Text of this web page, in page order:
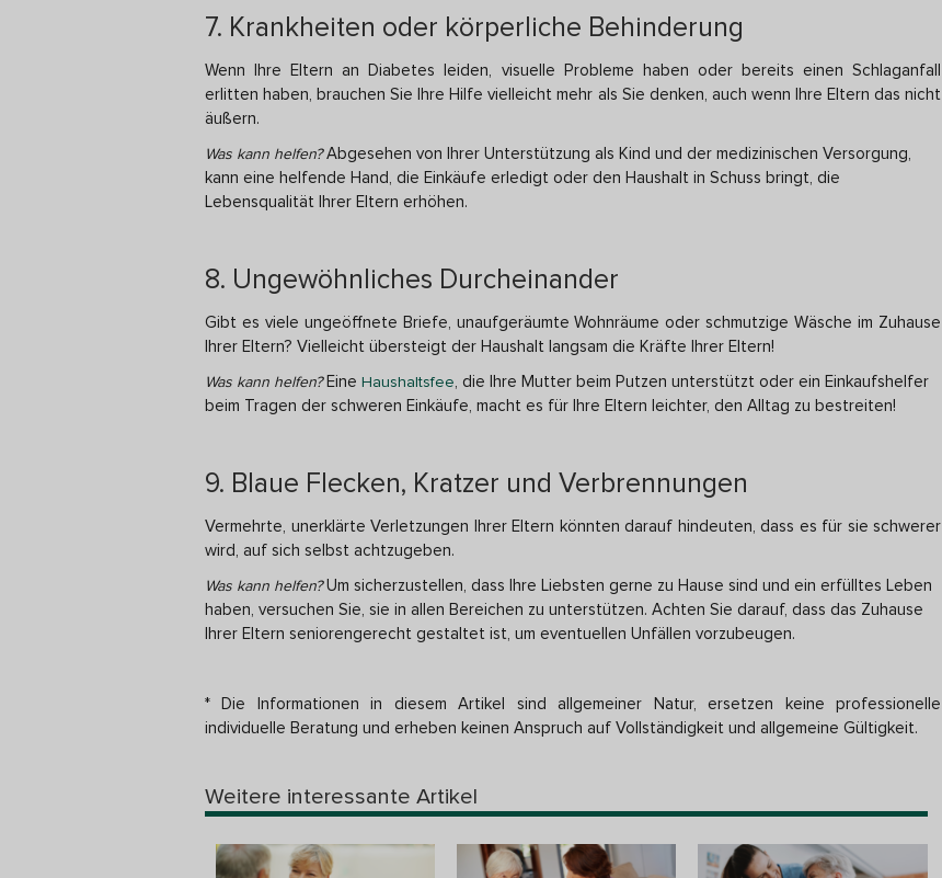
7. Krankheiten oder körperliche Behinderung
Wenn Ihre Eltern an Diabetes leiden, visuelle Probleme haben oder bereits einen Schlaganfall
erlitten haben, brauchen Sie Ihre Hilfe vielleicht mehr als Sie denken, auch wenn Ihre Eltern das nicht
äußern.
Was kann helfen?Abgesehen von Ihrer Unterstützung als Kind und der medizinischen Versorgung,
kann eine helfende Hand, die Einkäufe erledigt oder den Haushalt in Schuss bringt, die
Lebensqualität Ihrer Eltern erhöhen.
8. Ungewöhnliches Durcheinander
Gibt es viele ungeöffnete Briefe, unaufgeräumte Wohnräume oder schmutzige Wäsche im Zuhause
Ihrer Eltern? Vielleicht übersteigt der Haushalt langsam die Kräfte Ihrer Eltern!
Was kann helfen?Eine Haushaltsfee, die Ihre Mutter beim Putzen unterstützt oder ein Einkaufshelfer
beim Tragen der schweren Einkäufe, macht es für Ihre Eltern leichter, den Alltag zu bestreiten!
9. Blaue Flecken, Kratzer und Verbrennungen
Vermehrte, unerklärte Verletzungen Ihrer Eltern könnten darauf hindeuten, dass es für sie schwerer
wird, auf sich selbst achtzugeben.
Was kann helfen?Um sicherzustellen, dass Ihre Liebsten gerne zu Hause sind und ein erfülltes Leben
haben, versuchen Sie, sie in allen Bereichen zu unterstützen. Achten Sie darauf, dass das Zuhause
Ihrer Eltern seniorengerecht gestaltet ist, um eventuellen Unfällen vorzubeugen.
* Die Informationen in diesem Artikel sind allgemeiner Natur, ersetzen keine professionelle
individuelle Beratung und erheben keinen Anspruch auf Vollständigkeit und allgemeine Gültigkeit.
Weitere interessante Artikel